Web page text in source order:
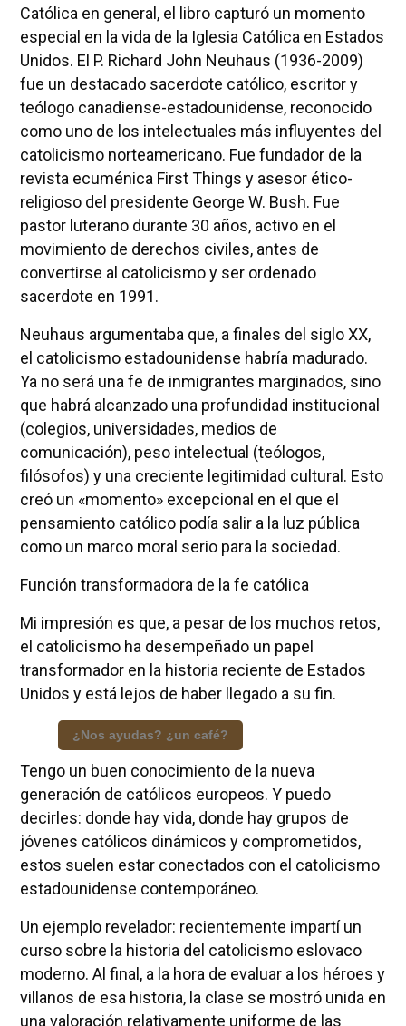
Católica en general, el libro capturó un momento
especial en la vida de la Iglesia Católica en Estados
Unidos. El P. Richard John Neuhaus (1936-2009)
fue un destacado sacerdote católico, escritor y
teólogo canadiense-estadounidense, reconocido
como uno de los intelectuales más influyentes del
catolicismo norteamericano. Fue fundador de la
revista ecuménica First Things y asesor ético-
religioso del presidente George W. Bush. Fue
pastor luterano durante 30 años, activo en el
movimiento de derechos civiles, antes de
convertirse al catolicismo y ser ordenado
sacerdote en 1991.
Neuhaus argumentaba que, a finales del siglo XX,
el catolicismo estadounidense habría madurado.
Ya no será una fe de inmigrantes marginados, sino
que habrá alcanzado una profundidad institucional
(colegios, universidades, medios de
comunicación), peso intelectual (teólogos,
filósofos) y una creciente legitimidad cultural. Esto
creó un «momento» excepcional en el que el
pensamiento católico podía salir a la luz pública
como un marco moral serio para la sociedad.
Función transformadora de la fe católica
Mi impresión es que, a pesar de los muchos retos,
el catolicismo ha desempeñado un papel
transformador en la historia reciente de Estados
Unidos y está lejos de haber llegado a su fin.
¿Nos ayudas? ¿un café?
Tengo un buen conocimiento de la nueva
generación de católicos europeos. Y puedo
decirles: donde hay vida, donde hay grupos de
jóvenes católicos dinámicos y comprometidos,
estos suelen estar conectados con el catolicismo
estadounidense contemporáneo.
Un ejemplo revelador: recientemente impartí un
curso sobre la historia del catolicismo eslovaco
moderno. Al final, a la hora de evaluar a los héroes y
villanos de esa historia, la clase se mostró unida en
una valoración relativamente uniforme de las